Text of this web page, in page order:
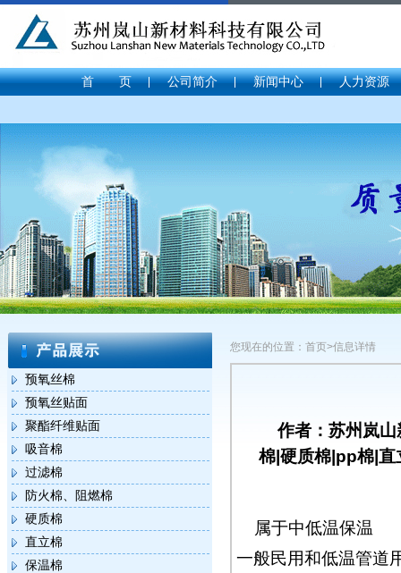
首 页 公司简介 新闻中心 人力资源
预氧丝棉
预氧丝贴面
聚酯纤维贴面
吸音棉
过滤棉
防火棉、阻燃棉
硬质棉
直立棉
保温棉
您现在的位置：首页>信息详情
作者：苏州岚
棉|硬质棉|pp棉|
属于中低温保温
一般民用和低温管道